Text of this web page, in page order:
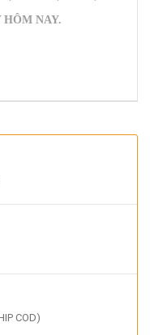
HÔM NAY.
COD)